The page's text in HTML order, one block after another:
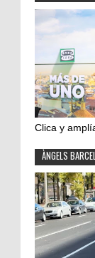
Clica y
ÀNGELS